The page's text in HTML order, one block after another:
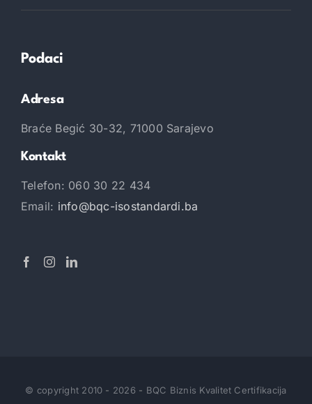
Podaci
Adresa
Braće Begić 30-32, 71000 Sarajevo
Kontakt
Telefon: 060 30 22 434
Email: info@bqc-isostandardi.ba
© copyright 2010 - 2026 - BQC Biznis Kvalitet Certifikacija